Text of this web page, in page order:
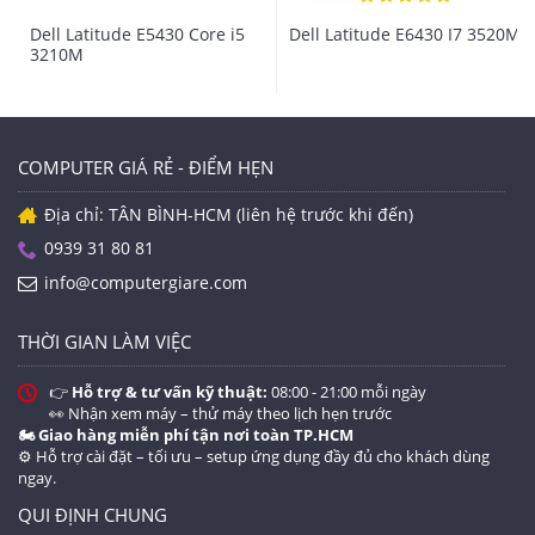
Tính năng nổi bật
+ Thiết kế nhỏ gọn, máy nhẹ, rất thanh lịch.
+ Vỏ trên làm bằng Magie mang lại vẻ đẹp kim loại
cùng với sự chắc chắn và khả năng chống vân tay. Vỏ
Dell Latitude E5430 Core i5
3210M
Dell Latitude E6430 I7 3520M
COMPUTER GIÁ RẺ - ĐIỂM HẸN
Địa chỉ: TÂN BÌNH-HCM (liên hệ trước khi đến)
0939 31 80 81
info@computergiare.com
THỜI GIAN LÀM VIỆC
👉 Hỗ trợ & tư vấn kỹ thuật: 08:00 - 21:00 mỗi ngày
👀 Nhận xem máy – thử máy theo lịch hẹn trước
🏍️ Giao hàng miễn phí tận nơi toàn TP.HCM
⚙️ Hỗ trợ cài đặt – tối ưu – setup ứng dụng đầy đủ cho khách dùng
ngay.
QUI ĐỊNH CHUNG